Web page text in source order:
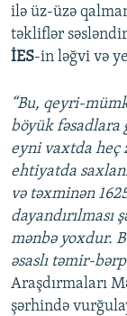
ilə üz-üzə
təkliflər
İES-in ləğvi və
“Bu, qeyri-
böyük fəsadlara
eyni vaxtda heç
ehtiyatda
və təxminən
dayandırılması
mənbə yoxdur.
əsaslı təmir-
Araşdırmaları
şərhində